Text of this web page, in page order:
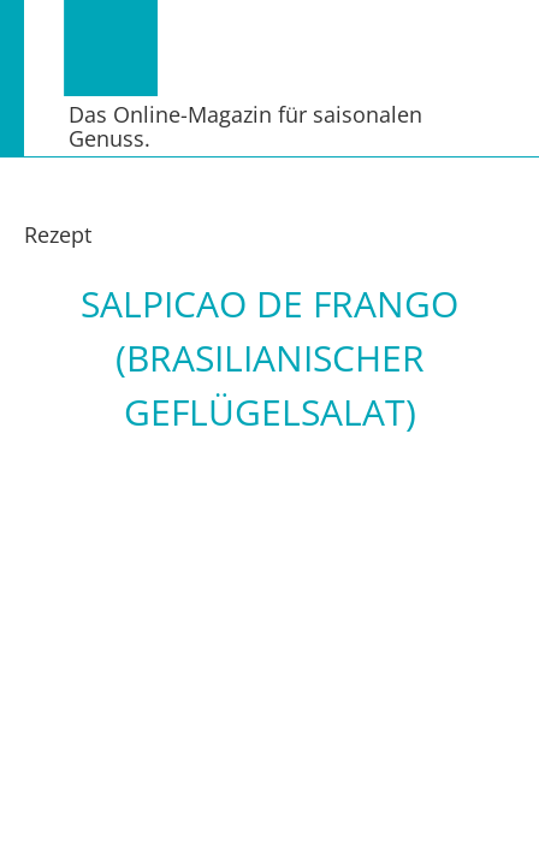
Das Online-Magazin für saisonalen
Genuss.
Rezept
SALPICAO DE FRANGO
(BRASILIANISCHER
GEFLÜGELSALAT)